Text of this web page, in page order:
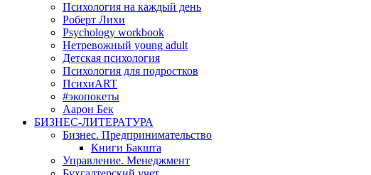
Психология на каждый день
Роберт Лихи
Psychology workbook
Нетревожный young adult
Детская психология
Психология для подростков
ПсихиART
#экопокеты
Аарон Бек
БИЗНЕС-ЛИТЕРАТУРА
Бизнес. Предпринимательство
Книги Бакшта
Управление. Менеджмент